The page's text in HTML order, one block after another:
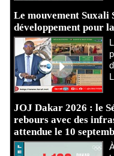
Le mouvement Suxali
développement pour
JOJ Dakar 2026 : le
rebours avec des
attendue le 10